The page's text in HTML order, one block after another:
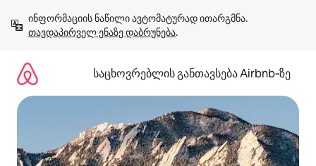
გადასვლა
თავდაპირველ ენაზე დაბრუნება.
საცხოვრებლის განთავსება Airbnb‑ზე